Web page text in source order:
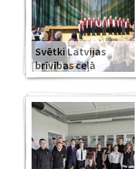
Svētki Latvijas
brīvības ceļā